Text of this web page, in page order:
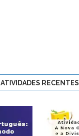
ATIVIDADES RECENTES